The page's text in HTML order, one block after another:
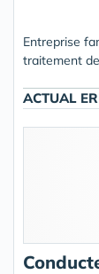
Entreprise
traitement
ACTUAL